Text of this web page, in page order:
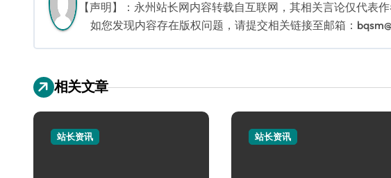
【声明】：永州站长网内容转载自互联网，其相关言论仅代表
如您发现内容存在版权问题，请提交相关链接至邮箱：
相关文章
站长资讯 站长资讯